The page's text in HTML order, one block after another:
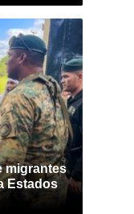
migrantes
Estados